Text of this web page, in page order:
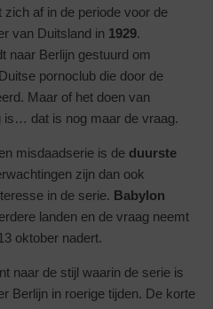
zich af in de periode voor de
van Duitsland in 1929.
naar Berlijn gestuurd om
pornoclub die door de
Maar of het doen van
is… dat is nog maar de vraag.
misdaadserie is de duurste
zijn dan ook
in de serie. Babylon
landen en de vraag neemt
oktober nadert.
naar de stijl waarin de serie is
Berlijn in roerige tijden. De korte